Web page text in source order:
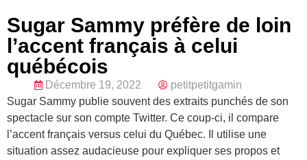
Sugar Sammy préfère de loin
l’accent français à celui
québécois
Décembre 19, 2022
petitpetitgamin
Sugar Sammy publie souvent des extraits punchés de son
spectacle sur son compte Twitter. Ce coup-ci, il compare
l’accent français versus celui du Québec. Il utilise une
situation assez audacieuse pour expliquer ses propos et